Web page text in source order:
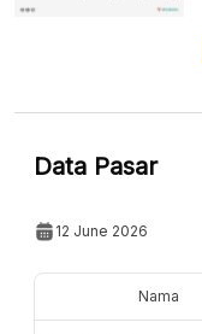
Data Pasar
12 June 2026
Nama